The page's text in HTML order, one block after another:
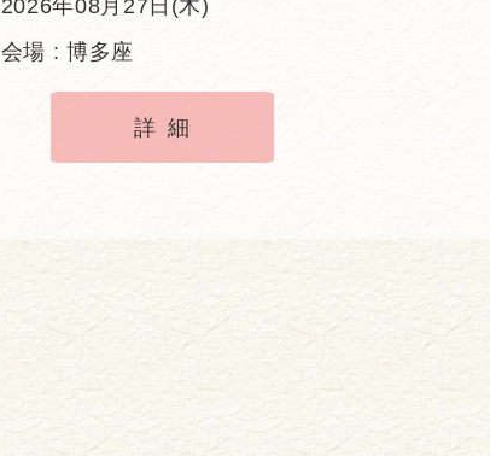
2026年08月27日(木)
会場 : 博多座
詳細